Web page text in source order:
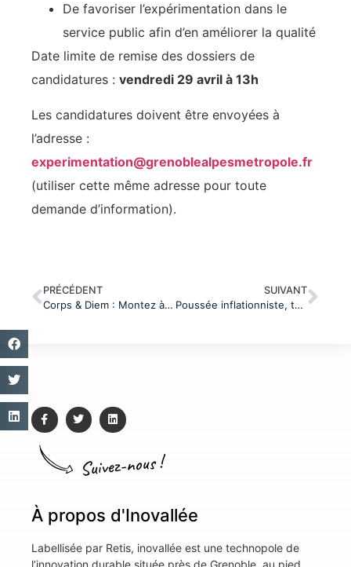
De favoriser l’expérimentation dans le
service public afin d’en améliorer la qualité
Date limite de remise des dossiers de
candidatures : vendredi 29 avril à 13h
Les candidatures doivent être envoyées à
l’adresse :
experimentation@grenoblealpesmetropole.fr
(utiliser cette même adresse pour toute
demande d’information).
PRÉCÉDENT
Corps & Diem : Montez à bord pour un instant bien-être
SUIVANT
Poussée inflationniste, tension sur les marchés, quelles anticipations ?
Suivez-nous !
À propos d'Inovallée
Labellisée par Retis, inovallée est une technopole de
l’innovation durable située près de Grenoble, au pied